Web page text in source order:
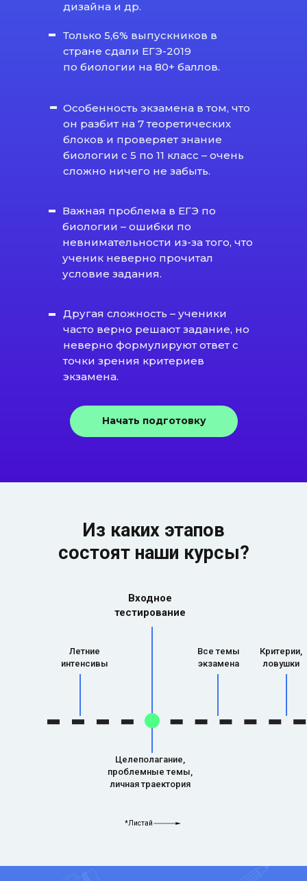
дизайна и др.
Только 5,6% выпускников в
стране сдали ЕГЭ-2019
по биологии на 80+ баллов.
Особенность экзамена в том, что
он разбит на 7 теоретических
блоков и проверяет знание
биологии с 5 по 11 класс – очень
сложно ничего не забыть.
Другая сложность – ученики
часто верно решают задание, но
неверно формулируют ответ с
точки зрения критериев
экзамена.
Важная проблема в ЕГЭ по
биологии – ошибки по
невнимательности из-за того, что
ученик неверно прочитал
условие задания.
Начать подготовку
Летние
интенсивы
Входное
тестирование
Целеполагание,
проблемные темы,
личная траектория
Все темы
экзамена
Критерии,
ловушки
Из каких этапов
состоят наши курсы?
*Листай